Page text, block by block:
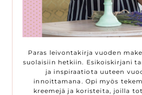
Paras leivontakirja vuoden
suolaisiin hetkiin. Esikoiskirjani
ja inspiraatiota uuteen
innoittamana. Opi myös
kreemejä ja koristeita, joilla